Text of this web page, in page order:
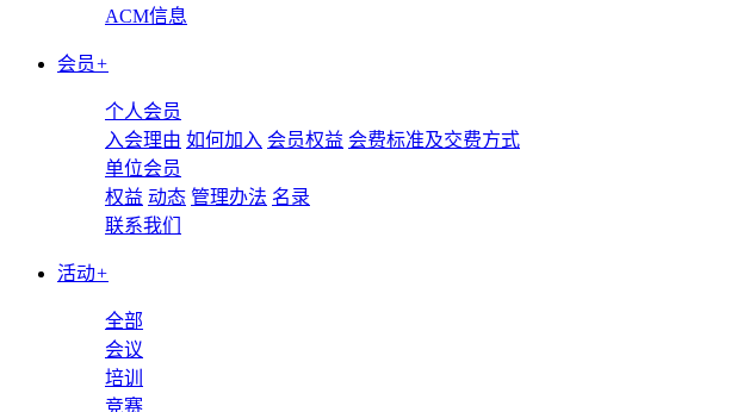
ACM信息
会员+
个人会员
入会理由 如何加入 会员权益 会费标准及交费方式
单位会员
权益 动态 管理办法 名录
联系我们
活动+
全部
会议
培训
竞赛